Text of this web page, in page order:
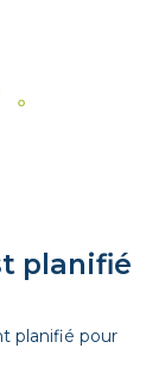
planifié
planifié pour